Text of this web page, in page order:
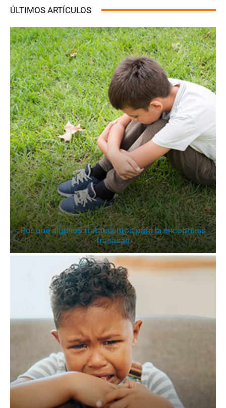
ÚLTIMOS ARTÍCULOS
Por qué algunos tratamientos para la encopresis
fracasan